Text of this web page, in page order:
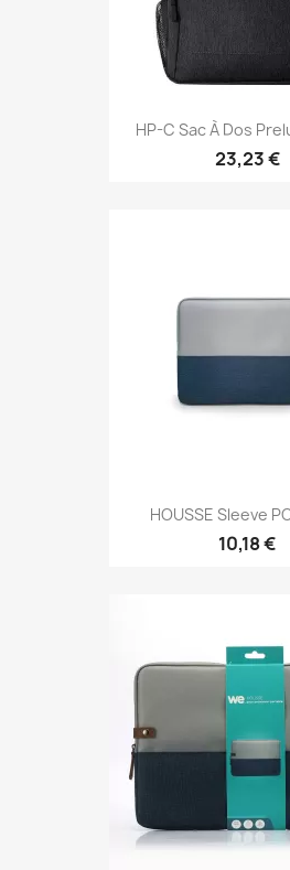
HP-C Sac À Dos
23,23 €
HOUSSE Sleeve
10,18 €